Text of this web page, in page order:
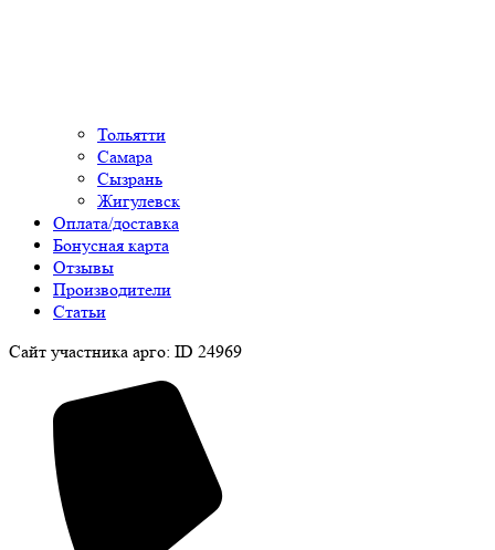
Тольятти
Самара
Сызрань
Жигулевск
Оплата/доставка
Бонусная карта
Отзывы
Производители
Статьи
Сайт участника арго: ID 24969